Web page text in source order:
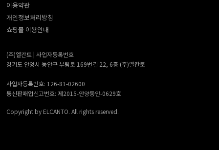
이용약관
개인정보처리방침
쇼핑몰 이용안내
(주)엘칸토 | 사업자등록번호
경기도 안양시 동안구 부림로 169번길 22, 6층 (주)엘칸토
사업자등록번호: 126-81-02600
통신판매업신고번호: 제2015-안양동안-0629호
Copyright by ELCANTO. All rights reserved.